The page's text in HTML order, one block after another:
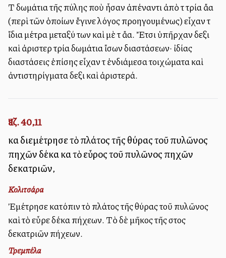
Τὰ δωμάτια τῆς πύλης ποὺ ἦσαν ἀπέναντι ἀπὸ τὰ τρία ἄλλα
(περὶ τῶν ὁποίων ἔγινε λόγος προηγουμένως) εἶχαν τὰ
ἴδια μέτρα μεταξύ των καὶ μὲ τὰ ἄλλα. Ἔτσι ὑπῆρχαν δεξιὰ
καὶ ἀριστερὰ τρία δωμάτια ἴσων διαστάσεων· ἰδίας
διαστάσεις ἐπίσης εἶχαν τὰ ἐνδιάμεσα τοιχώματα καὶ
ἀντιστηρίγματα δεξιὰ καὶ ἀριστερά.
Ἰεζ. 40,11
καὶ διεμέτρησε τὸ πλάτος τῆς θύρας τοῦ πυλῶνος
πηχῶν δέκα καὶ τὸ εὖρος τοῦ πυλῶνος πηχῶν
δεκατριῶν,
Κολιτσάρα
Ἐμέτρησε κατόπιν τὸ πλάτος τῆς θύρας τοῦ πυλῶνος
καὶ τὸ εὗρε δέκα πήχεων. Τὸ δὲ μῆκος τῆς στοὰς
δεκατριῶν πήχεων.
Τρεμπέλα